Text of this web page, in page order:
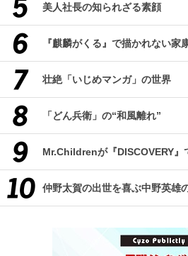
美人社長の知られざる素顔
『麒麟がくる』で描かれない家
壮絶「いじめマンガ」の世界
「どん兵衛」の“和風離れ”
Mr.Childrenが『DISCOVERY』
仲野太賀の出世を喜ぶ中野英雄